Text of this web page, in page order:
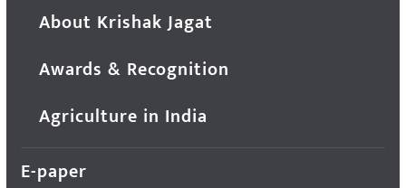
About Krishak Jagat
Awards & Recognition
Agriculture in India
E-paper